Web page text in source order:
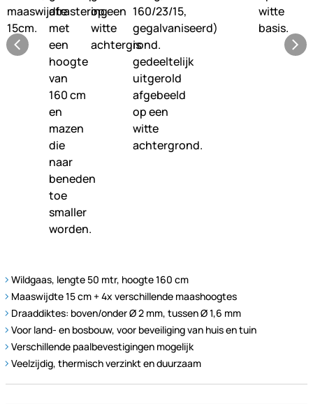
Wildgaas, lengte 50 mtr, hoogte 160 cm
Maaswijdte 15 cm + 4x verschillende maashoogtes
Draaddiktes: boven/onder Ø 2 mm, tussen Ø 1,6 mm
Voor land- en bosbouw, voor beveiliging van huis en tuin
Verschillende paalbevestigingen mogelijk
Veelzijdig, thermisch verzinkt en duurzaam